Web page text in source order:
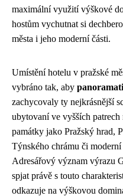
maximální využití výškové
hostům vychutnat si
města i jeho moderní části.
Umístění hotelu v pražské
vybráno tak, aby
zachycovaly ty nejkrásnější
ubytovaní ve vyšších
památky jako Pražský hrad,
Týnského chrámu či
Adresářový význam výrazu
spjat právě s touto
odkazuje na výškovou